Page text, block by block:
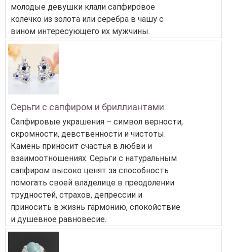
молодые девушки клали сапфировое
колечко из золота или серебра в чашу с
вином интересующего их мужчины.
Серьги с сапфиром и бриллиантами
Сапфировые украшения – символ верности,
скромности, девственности и чистоты.
Камень приносит счастья в любви и
взаимоотношениях. Серьги с натуральным
сапфиром высоко ценят за способность
помогать своей владелице в преодолении
трудностей, страхов, депрессии и
приносить в жизнь гармонию, спокойствие
и душевное равновесие.